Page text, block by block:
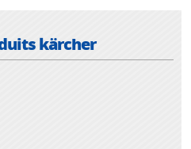
kärcher